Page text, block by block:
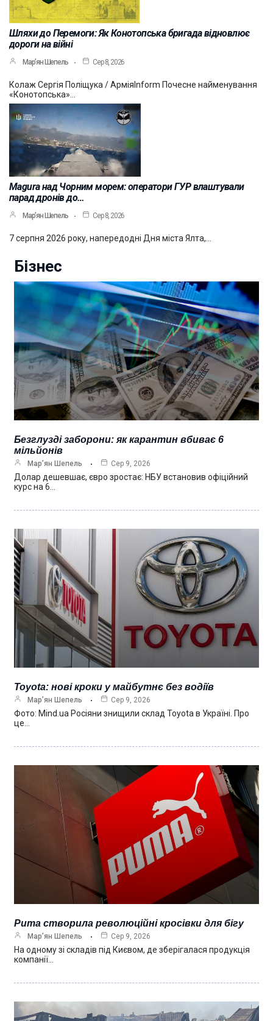
Шляхи до Перемоги: Як Конотопська бригада відновлює
дороги на війні
Мар’ян Шепель Сер 8, 2026
Колаж Сергія Поліщука / АрміяInform Почесне найменування
«Конотопська»…
Magura над Чорним морем: оператори ГУР влаштували
парад дронів до…
Мар’ян Шепель Сер 8, 2026
7 серпня 2026 року, напередодні Дня міста Ялта,…
Бізнес
Безглузді заборони: як карантин вбиває 6
мільйонів
Мар’ян Шепель Сер 9, 2026
Долар дешевшає, євро зростає: НБУ встановив офіційний
курс на 6…
Toyota: нові кроки у майбутнє без водіїв
Мар’ян Шепель Сер 9, 2026
Фото: Mind.ua Росіяни знищили склад Toyota в Україні. Про
це…
Puma створила революційні кросівки для бігу
Мар’ян Шепель Сер 9, 2026
На одному зі складів під Києвом, де зберігалася продукція
компанії…